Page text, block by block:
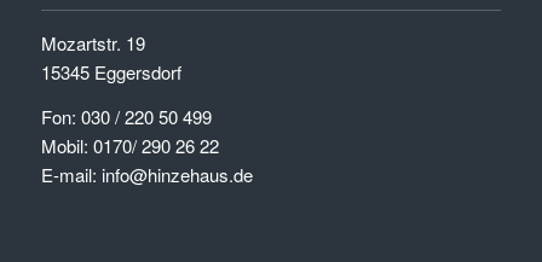
Mozartstr. 19
15345 Eggersdorf
Fon: 030 / 220 50 499
Mobil: 0170/ 290 26 22
E-mail: info@hinzehaus.de